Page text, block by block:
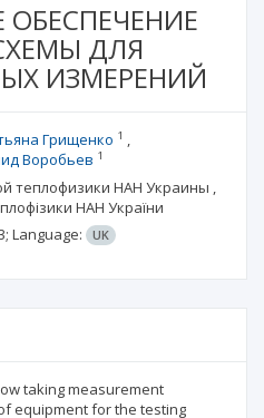
ОБЕСПЕЧЕНИЕ
ДЛЯ
ИЗМЕРЕНИЙ
Грищенко 1
Воробьев 1
теплофизики НАН Украины ,
НАН України
Language: UK
taking measurement
equipment for the testing